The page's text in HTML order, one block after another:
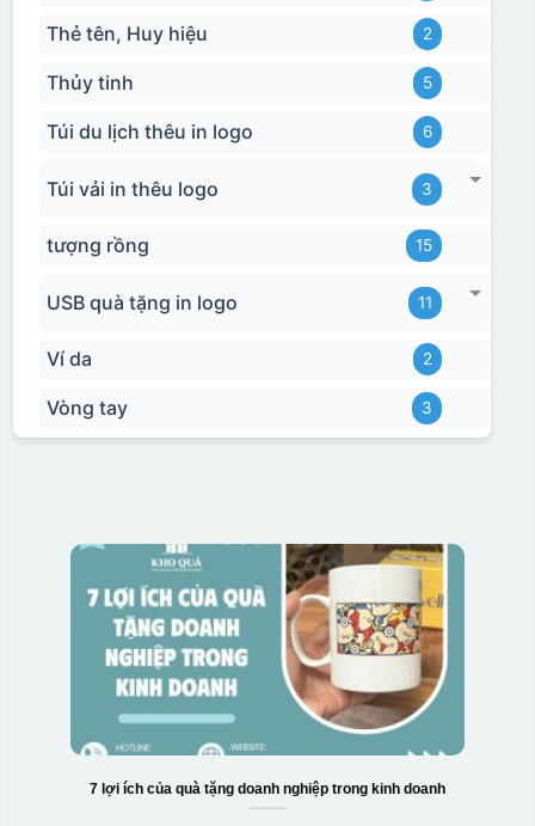
Thẻ tên, Huy hiệu 2
Thủy tinh 5
Túi du lịch thêu in logo 6
Túi vải in thêu logo 3
tượng rồng 15
USB quà tặng in logo 11
Ví da 2
Vòng tay 3
7 lợi ích của quà tặng doanh nghiệp trong kinh doanh